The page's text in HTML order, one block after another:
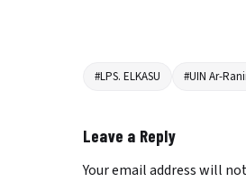
#LPS. ELKASU #UIN Ar-
Leave a Reply
Your email address will